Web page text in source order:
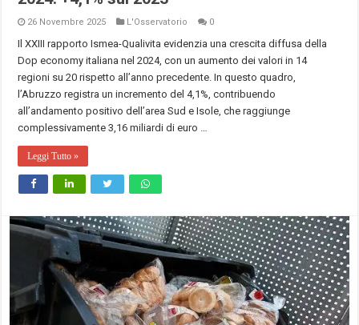
26 Novembre 2025 L'Osservatorio 0
Il XXIII rapporto Ismea-Qualivita evidenzia una crescita diffusa della
Dop economy italiana nel 2024, con un aumento dei valori in 14
regioni su 20 rispetto all’anno precedente. In questo quadro,
l’Abruzzo registra un incremento del 4,1%, contribuendo
all’andamento positivo dell’area Sud e Isole, che raggiunge
complessivamente 3,16 miliardi di euro …
Leggi Tutto »